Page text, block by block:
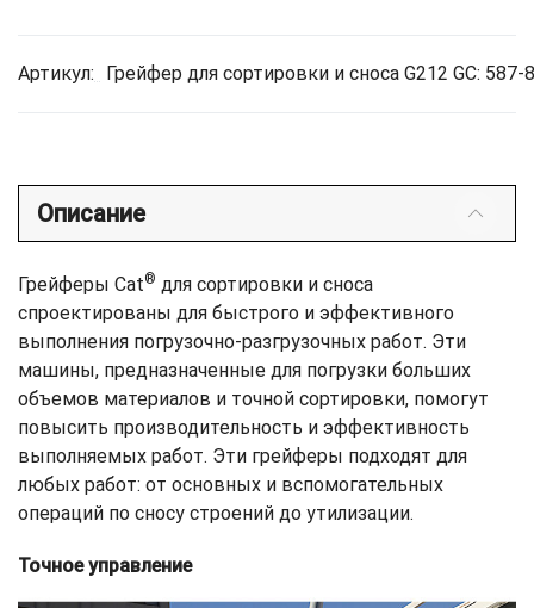
Артикул: Грейфер для сортировки и сноса G212 GC: 587-
Описание
Грейферы Cat® для сортировки и сноса
спроектированы для быстрого и эффективного
выполнения погрузочно-разгрузочных работ. Эти
машины, предназначенные для погрузки больших
объемов материалов и точной сортировки, помогут
повысить производительность и эффективность
выполняемых работ. Эти грейферы подходят для
любых работ: от основных и вспомогательных
операций по сносу строений до утилизации.
Точное управление